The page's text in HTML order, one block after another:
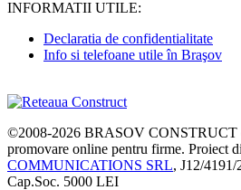
INFORMATII UTILE:
Declaratia de confidentialitate
Info si telefoane utile în Braşov
©2008-2026 BRASOV CONSTRUCT
promovare online pentru firme. Proiect
COMMUNICATIONS SRL, J12/
Cap.Soc. 5000 LEI